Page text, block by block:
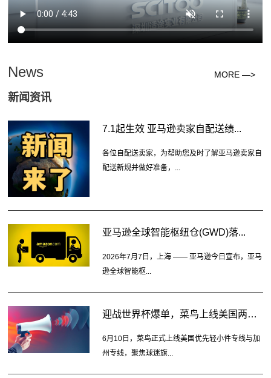
News
新闻资讯
MORE —>
7.1起生效 亚马逊卖家自配送绩...
各位自配送卖家，为帮助您及时了解亚马逊卖家自
配送新规并做好准备，...
亚马逊全球智能枢纽仓(GWD)落...
2026年7月7日，上海 —— 亚马逊今日宣布，亚马
逊全球智能枢...
迎战世界杯爆单，菜鸟上线美国两大...
6月10日，菜鸟正式上线美国优先轻小件专线与加
州专线，聚焦球迷旗...